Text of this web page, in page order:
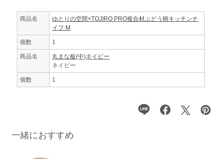
一緒におすすめ
商品名
ゆとりの空間×TOJIRO PRO複合材ぶどう柄キッチンナ
イフ M
個数 1
商品名
丸まな板(中)ネイビー
ネイビー
個数 1